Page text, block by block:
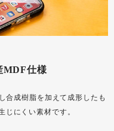
MDF仕様
合成樹脂を加えて成形したも
じにくい素材です。